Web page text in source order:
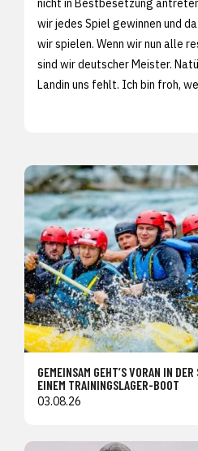
nicht in Bestbesetzung
wir jedes Spiel gewinnen und
wir spielen. Wenn wir nun alle
sind wir deutscher Meister.
Landin uns fehlt. Ich bin froh,
GEMEINSAM GEHT’S VORAN IN
EINEM TRAININGSLAGER-BOOT
03.08.26